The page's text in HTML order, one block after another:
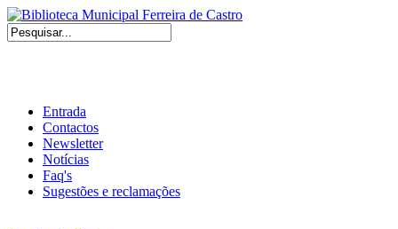
Entrada
Contactos
Newsletter
Notícias
Faq's
Sugestões e reclamações